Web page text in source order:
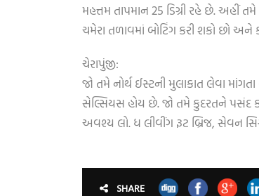
મહત્તમ તાપમાન 25 ડિગ્રી રહે છે. અહીં
ચમેરા તળાવમાં બોટિંગ કરી શકો છો
ચેરાપુંજી:
જો તમે નોર્થ ઈસ્ટની મુલાકાત લેવા માંગતા
સેલ્સિયસ હોય છે. જો તમે કુદરતને પસંદ
અવશ્ય લો. ધ લીવીંગ રૂટ બ્રિજ, સેવન
SHARE